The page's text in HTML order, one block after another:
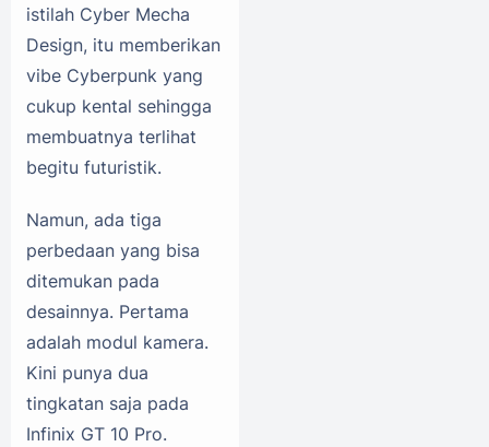
istilah Cyber Mecha
Design, itu memberikan
vibe Cyberpunk yang
cukup kental sehingga
membuatnya terlihat
begitu futuristik.
Namun, ada tiga
perbedaan yang bisa
ditemukan pada
desainnya. Pertama
adalah modul kamera.
Kini punya dua
tingkatan saja pada
Infinix GT 10 Pro.